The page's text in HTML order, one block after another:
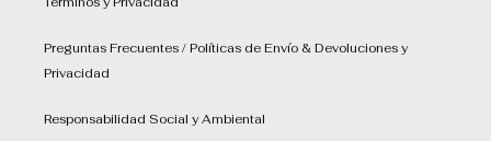
Preguntas Frecuentes / Políticas de Envío & Devoluciones y
Privacidad
Responsabilidad Social y Ambiental